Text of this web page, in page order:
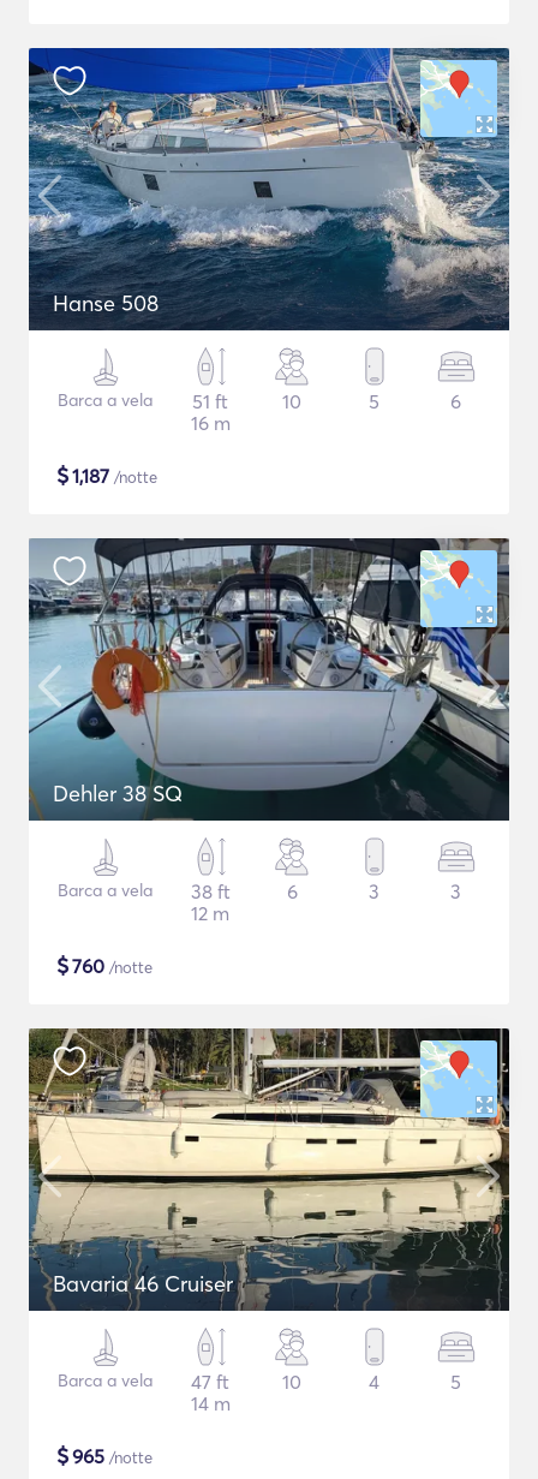
Hanse 508
Barca a vela
51 ft
16 m
10 5 6
$1,187 /notte
Dehler 38 SQ
Barca a vela
38 ft
12 m
6 3 3
$760 /notte
Bavaria 46 Cruiser
Barca a vela
47 ft
14 m
10 4 5
$965 /notte